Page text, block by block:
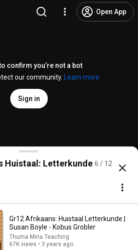
Open App
confirm you’re not a bot
our community.
Learn more
Sign in
Letterkunde | 27 April
likes
Huistaal: Letterkunde 6 / 12
Gr12 Afrikaans: Huistaal Letterkunde |
Susan Boyle - Kobus Grobler
Thuma Mina Teaching
67K views • 3 years ago